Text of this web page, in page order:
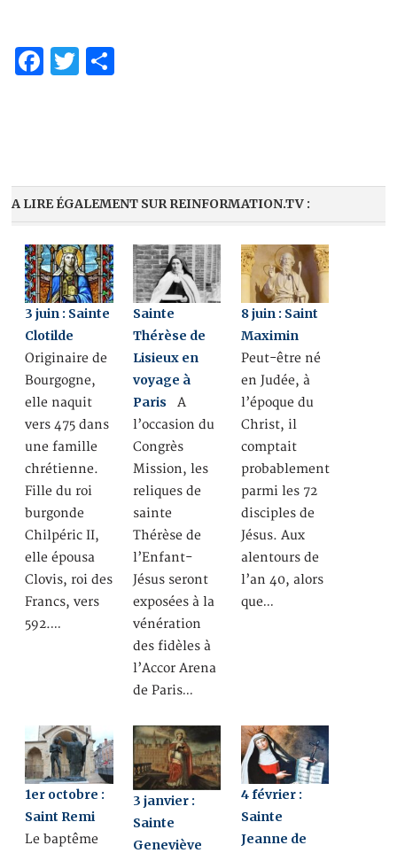
Facebook
Twitter
A LIRE ÉGALEMENT SUR REINFORMATION.TV :
3 juin : Sainte
Clotilde
Originaire de
Bourgogne,
elle naquit
vers 475 dans
une famille
chrétienne.
Fille du roi
burgonde
Chilpéric II,
elle épousa
Clovis, roi des
Francs, vers
592.…
Sainte
Thérèse de
Lisieux en
voyage à
Paris A
l’occasion du
Congrès
Mission, les
reliques de
sainte
Thérèse de
l’Enfant-
Jésus seront
exposées à la
vénération
des fidèles à
l’Accor Arena
de Paris…
8 juin : Saint
Maximin
Peut-être né
en Judée, à
l’époque du
Christ, il
comptait
probablement
parmi les 72
disciples de
Jésus. Aux
alentours de
l’an 40, alors
que…
1er octobre :
Saint Remi
Le baptême
3 janvier :
Sainte
Geneviève
4 février :
Sainte
Jeanne de